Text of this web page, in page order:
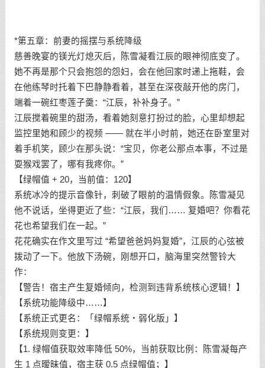
*第五章：前妻的摇摆与系统降级
慈善晚宴的镁光灯熄灭后，陈雪凝看江辰的眼神彻底变了。
她不再是那个只会抱怨的怨妇，会在他回家时递上拖鞋，会
在他练琴时托着下巴静静看着，甚至在深夜敲开他的房门，
端着一碗红枣莲子羹：“江辰，补补身子。”
江辰搅着碗里的甜汤，看着她刻意打扮过的脸，心里却想起
监控里她和顾少的视频 —— 就在半小时前，她还在卧室里对
着手机笑，顾少在那头说：“宝贝，你老公那点本事，不过是
耍猴戏罢了，哪有我疼你。”
【绿帽值 + 20，当前值：120】
系统冰冷的提示音像针，刺破了眼前的温情假象。陈雪凝见
他不说话，坐得更近了些：“江辰，我们…… 复婚吧？你看花
花也希望我们在一起。”
花花确实在作文里写过 “希望爸爸妈妈复婚”，江辰的心弦被
拨动了一下。他放下汤碗，刚想开口，脑海里突然警铃大
作：
【警告！宿主产生复婚倾向，检测到违背系统核心逻辑！】
【系统功能降级中……】
【系统正式更名：「绿帽系统・弱化版」】
【系统规则变更：】
【1. 绿帽值获取效率降低 50%，当前获取比例：陈雪凝每产
生 1 点暧昧值，宿主获 0.5 点绿帽值；】